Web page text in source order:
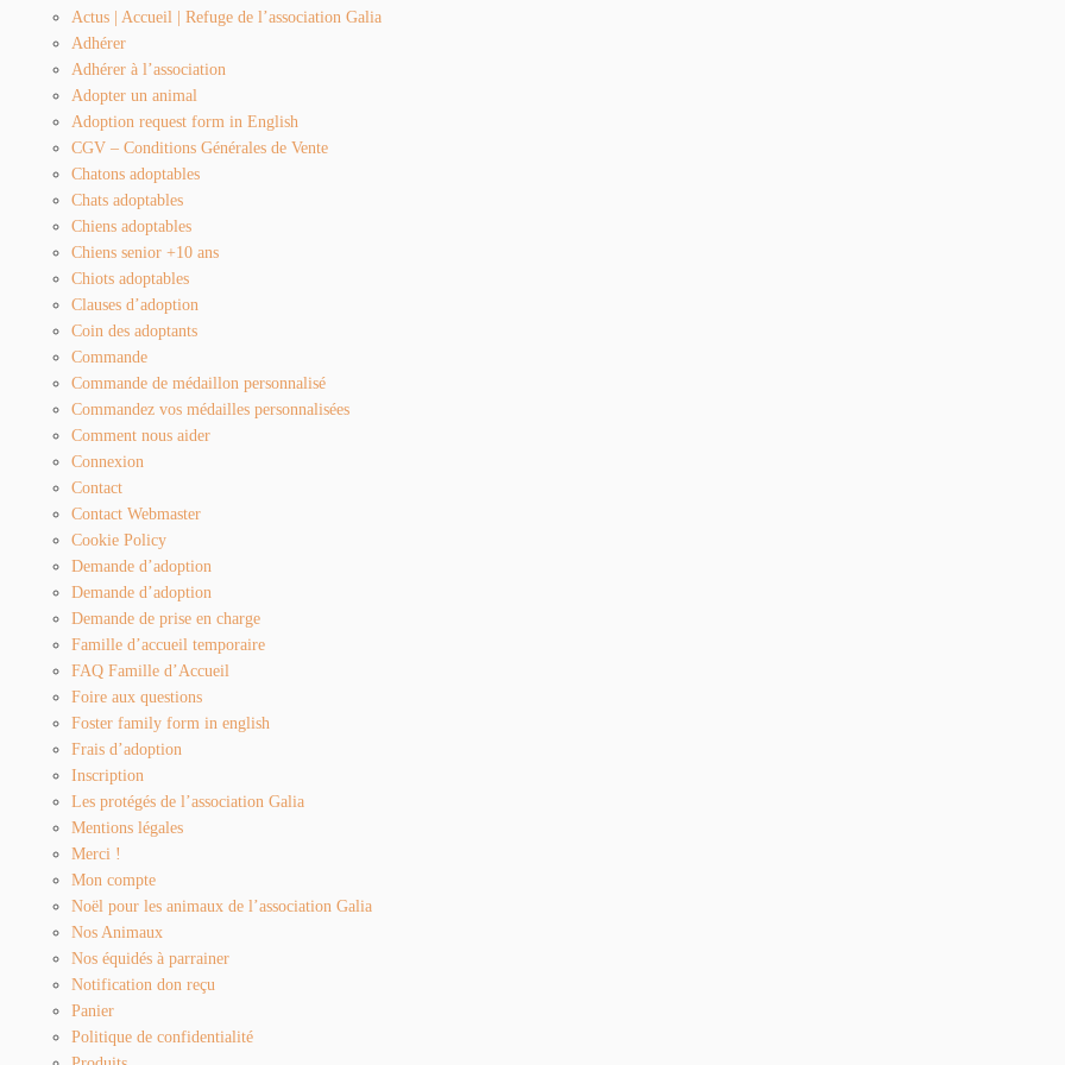
Actus | Accueil | Refuge de l’association Galia
Adhérer
Adhérer à l’association
Adopter un animal
Adoption request form in English
CGV – Conditions Générales de Vente
Chatons adoptables
Chats adoptables
Chiens adoptables
Chiens senior +10 ans
Chiots adoptables
Clauses d’adoption
Coin des adoptants
Commande
Commande de médaillon personnalisé
Commandez vos médailles personnalisées
Comment nous aider
Connexion
Contact
Contact Webmaster
Cookie Policy
Demande d’adoption
Demande d’adoption
Demande de prise en charge
Famille d’accueil temporaire
FAQ Famille d’Accueil
Foire aux questions
Foster family form in english
Frais d’adoption
Inscription
Les protégés de l’association Galia
Mentions légales
Merci !
Mon compte
Noël pour les animaux de l’association Galia
Nos Animaux
Nos équidés à parrainer
Notification don reçu
Panier
Politique de confidentialité